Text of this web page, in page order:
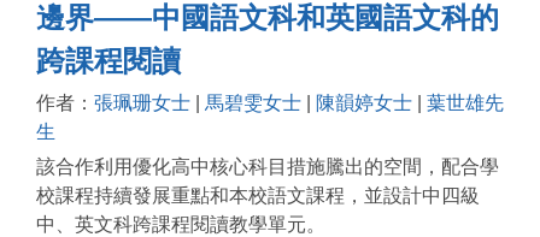
邊界——中國語文科和英國語文科的
跨課程閱讀
作者： 張珮珊女士 馬碧雯女士 陳韻婷女士
葉世雄先
生
該合作利用優化高中核心科目措施騰出的空間，配合學
校課程持續發展重點和本校語文課程，並設計中四級
中、英文科跨課程閱讀教學單元。